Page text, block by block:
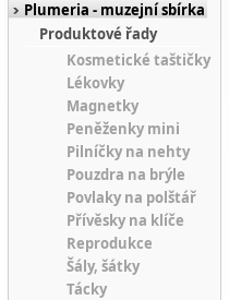
Plumeria - muzejní sbírka
Produktové řady
Kosmetické taštičky
Lékovky
Magnetky
Peněženky mini
Pilníčky na nehty
Pouzdra na brýle
Povlaky na polštář
Přívěsky na klíče
Reprodukce
Šály, šátky
Tácky